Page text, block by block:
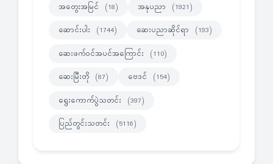
အတွေးအမြင် (18) အနုပညာ (1921)
ဆောင်းပါး (1744) ဆေးပညာဆိုင်ရာ (193)
ဆေးဖက်ဝင်အပင်အကြောင်း (110)
ဆေးမြီးတို (87) ဗေဒင် (154)
ရွေးကောက်ပွဲသတင်း (397)
ပြည်တွင်းသတင်း (5116)